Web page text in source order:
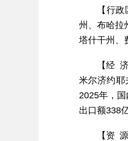
【行
州、布哈拉
塔什干州、
【经
米尔济约耶
2025年，
出口额338
【资